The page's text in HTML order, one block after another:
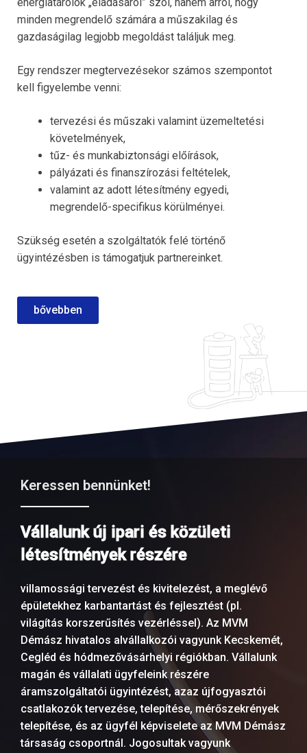
minden megrendelő számára a műszakilag és
gazdaságilag legjobb megoldást találjuk meg.
Egy rendszer megtervezésekor számos szempontot
kell figyelembe venni:
tervezési és műszaki valamint üzemeltetési
követelmények,
tűz- és munkabiztonsági előírások,
pályázati és finanszírozási feltételek,
valamint az adott létesítmény egyedi,
megrendelő-specifikus körülményei.
Szükség esetén a szolgáltatók felé történő
ügyintézésben is támogatjuk partnereinket.
bővebben
Keressen bennünket!
Vállalunk új ipari és közületi
létesítmények részére
villamossági tervezést és kivitelezést, a meglévő
épületekhez karbantartást és fejlesztést (pl.
világítás korszerűsítés vezérléssel). Az MVM
Démász hivatalos alvállalkozói vagyunk Kecskemét,
Cegléd és hódmezővásárhelyi régiókban. Vállalunk
magán és vállalati ügyfeleink részére
áramszolgáltatói ügyintézést, azaz újfogyasztói
csatlakozók tervezése, telepítése, mérőszekrények
telepítése, és az ügyfél képviselete az MVM Démász
társaság csoportnál. Jogosultak vagyunk